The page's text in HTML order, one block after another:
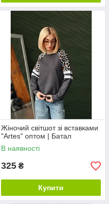
Жіночий світшот зі вставками
"Artes" оптом | Батал
В наявності
325 ₴
Купити